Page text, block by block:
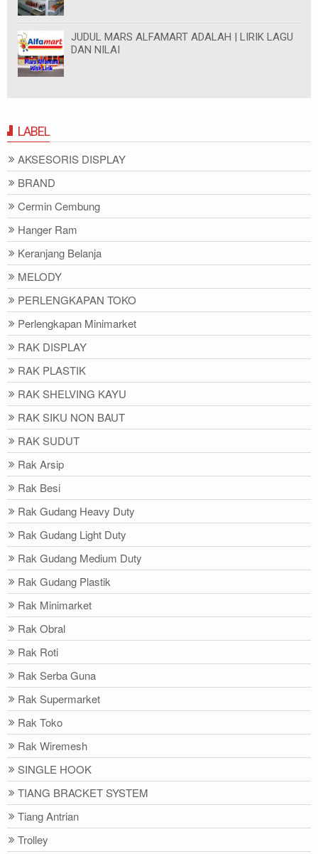
JUDUL MARS ALFAMART ADALAH | LIRIK LAGU
DAN NILAI
LABEL
AKSESORIS DISPLAY
BRAND
Cermin Cembung
Hanger Ram
Keranjang Belanja
MELODY
PERLENGKAPAN TOKO
Perlengkapan Minimarket
RAK DISPLAY
RAK PLASTIK
RAK SHELVING KAYU
RAK SIKU NON BAUT
RAK SUDUT
Rak Arsip
Rak Besi
Rak Gudang Heavy Duty
Rak Gudang Light Duty
Rak Gudang Medium Duty
Rak Gudang Plastik
Rak Minimarket
Rak Obral
Rak Roti
Rak Serba Guna
Rak Supermarket
Rak Toko
Rak Wiremesh
SINGLE HOOK
TIANG BRACKET SYSTEM
Tiang Antrian
Trolley